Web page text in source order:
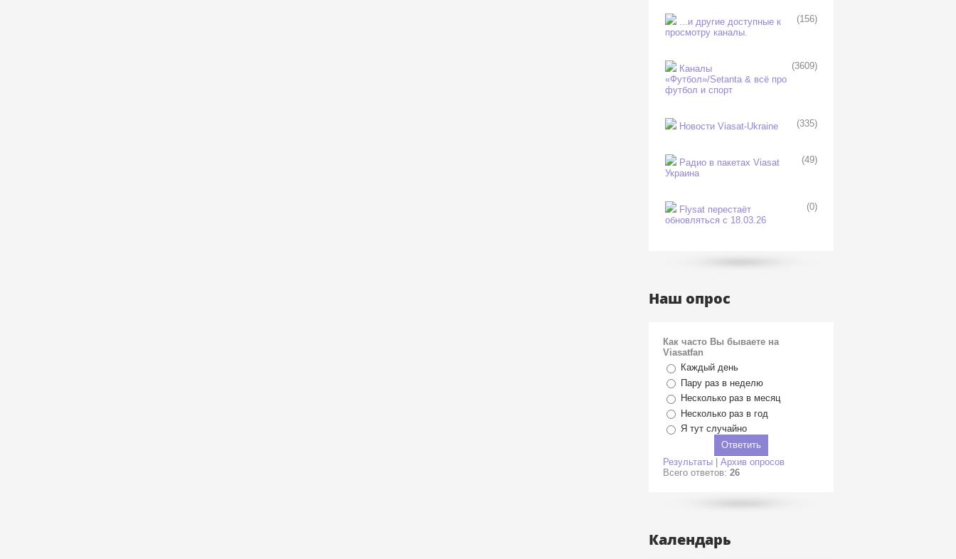
...и другие доступные к
просмотру каналы.
(156)
Каналы
«Футбол»/Setanta & всё про
футбол и спорт
(3609)
Новости Viasat-Ukraine (335)
Радио в пакетах Viasat
Украина
(49)
Flysat перестаёт
обновляться с 18.03.26
(0)
Наш опрос
Как часто Вы бываете на
Viasatfan
Каждый день
Пару раз в неделю
Несколько раз в месяц
Несколько раз в год
Я тут случайно
Результаты
Архив опросов
Всего ответов: 26
Календарь